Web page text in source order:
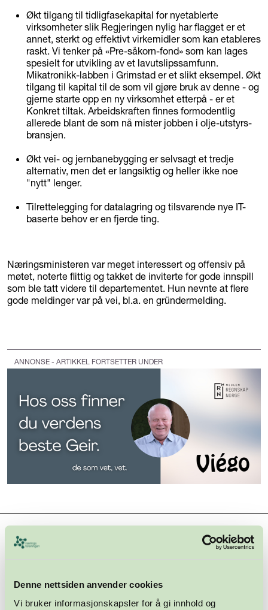
Denne nettsiden anvender cookies
Vi bruker informasjonskapsler for å gi innhold og
Økt tilgang til tidligfasekapital for nyetablerte
virksomheter slik Regjeringen nylig har flagget er et
annet, sterkt og effektivt virkemidler som kan etableres
raskt. Vi tenker på «Pre-såkorn-fond» som kan lages
spesielt for utvikling av et lavutslipssamfunn.
Mikatronikk-labben i Grimstad er et slikt eksempel. Økt
tilgang til kapital til de som vil gjøre bruk av denne - og
gjerne starte opp en ny virksomhet etterpå - er et
Konkret tiltak. Arbeidskraften finnes formodentlig
allerede blant de som nå mister jobben i olje-utstyrs-
bransjen.
Økt vei- og jernbanebygging er selvsagt et tredje
alternativ, men det er langsiktig og heller ikke noe
"nytt" lenger.
Tilrettelegging for datalagring og tilsvarende nye IT-
baserte behov er en fjerde ting.
Næringsministeren var meget interessert og offensiv på
møtet, noterte flittig og takket de inviterte for gode innspill
som ble tatt videre til departementet. Hun nevnte at flere
gode meldinger var på vei, bl.a. en gründermelding.
ANNONSE - ARTIKKEL FORTSETTER UNDER
Hovedsamarbeidspartnere